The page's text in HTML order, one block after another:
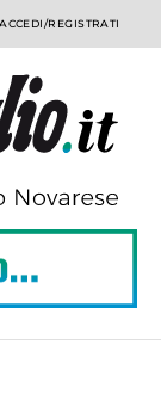
ACCEDI/REGISTRATI